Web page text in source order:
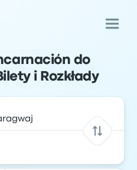
do
i Rozkłady